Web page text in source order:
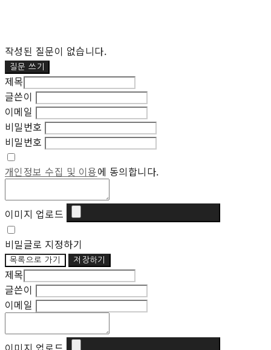
작성된 질문이 없습니다.
질문 쓰기
제목
글쓴이
이메일
비밀번호
비밀번호
개인정보 수집 및 이용에 동의합니다.
이미지 업로드
비밀글로 지정하기
목록으로 가기 저장하기
제목
글쓴이
이메일